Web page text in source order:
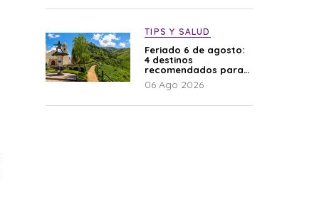
TIPS Y SALUD
Feriado 6 de agosto:
4 destinos
recomendados para
disfrutar el descanso
06 Ago 2026